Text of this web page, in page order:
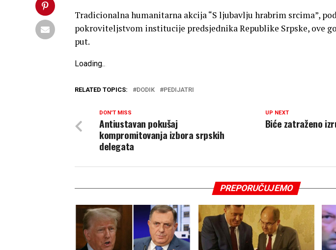
Tradicionalna humanitarna akcija “S ljubavlju hrabrim srcima”,
pokroviteljstvom institucije predsjednika Republike Srpske, ove
put.
Loading...
RELATED TOPICS: DODIK PEDIJATRI
UP NEXT
Biće zatraženo
DON'T MISS
Antiustavan pokušaj
kompromitovanja izbora srpskih
delegata
PREPORUČUJEMO